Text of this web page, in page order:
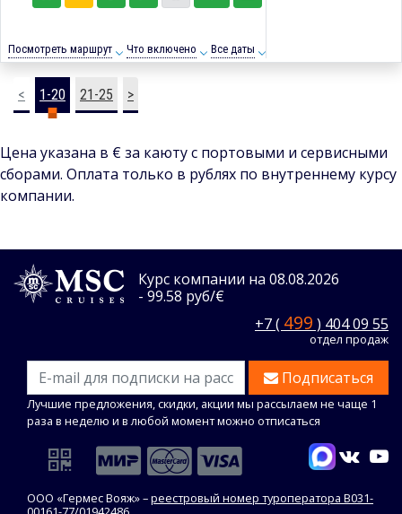
Посмотреть маршрут Что включено Все даты
< 1-20 21-25 >
Цена указана в € за каюту с портовыми и сервисными
сборами. Оплата только в рублях по внутреннему курсу
компании.
Курс компании на 08.08.2026
- 99.58 руб/€
+7 ( 499 ) 404 09 55
отдел продаж
Подписаться
Лучшие предложения, скидки, акции мы рассылаем не чаще 1
раза в неделю и в любой момент можно отписаться
ООО «Гермес Вояж» –реестровый номер туроператора В031-